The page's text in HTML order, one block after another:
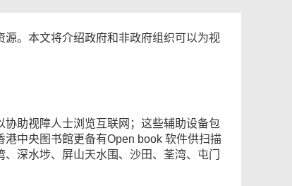
。本文将介绍政府和非政府组织可以为视
助视障人士浏览互联网；这些辅助设备包
中央图书館更备有Open book 软件供扫描
深水埗、屏山天水围、沙田、荃湾、屯门